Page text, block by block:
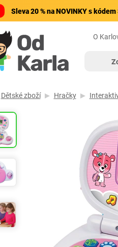
Sleva 20 % na NOVINKY s
O
Dětské zboží Hračky